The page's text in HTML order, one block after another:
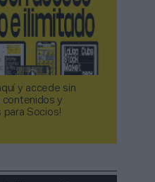
y accede sin
contenidos y
para Socios!​​​​​​​